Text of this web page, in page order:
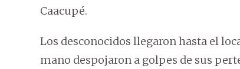
Caacupé.
Los desconocidos llegaron hasta el
mano despojaron a golpes de sus